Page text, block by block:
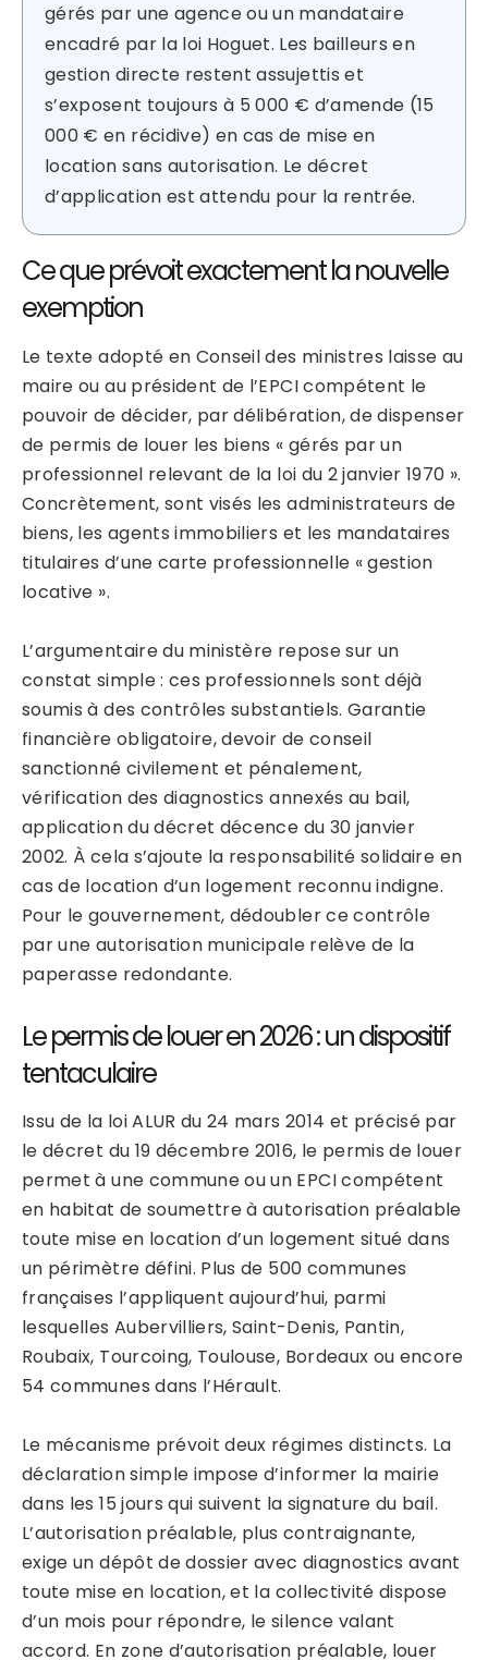
gérés par une agence ou un mandataire
encadré par la loi Hoguet. Les bailleurs en
gestion directe restent assujettis et
s’exposent toujours à 5 000 € d’amende (15
000 € en récidive) en cas de mise en
location sans autorisation. Le décret
d’application est attendu pour la rentrée.
Ce que prévoit exactement la nouvelle
exemption
Le texte adopté en Conseil des ministres laisse au
maire ou au président de l’EPCI compétent le
pouvoir de décider, par délibération, de dispenser
de permis de louer les biens « gérés par un
professionnel relevant de la loi du 2 janvier 1970 ».
Concrètement, sont visés les administrateurs de
biens, les agents immobiliers et les mandataires
titulaires d’une carte professionnelle « gestion
locative ».
L’argumentaire du ministère repose sur un
constat simple : ces professionnels sont déjà
soumis à des contrôles substantiels. Garantie
financière obligatoire, devoir de conseil
sanctionné civilement et pénalement,
vérification des diagnostics annexés au bail,
application du décret décence du 30 janvier
2002. À cela s’ajoute la responsabilité solidaire en
cas de location d’un logement reconnu indigne.
Pour le gouvernement, dédoubler ce contrôle
par une autorisation municipale relève de la
paperasse redondante.
Le permis de louer en 2026 : un dispositif
tentaculaire
Issu de la loi ALUR du 24 mars 2014 et précisé par
le décret du 19 décembre 2016, le permis de louer
permet à une commune ou un EPCI compétent
en habitat de soumettre à autorisation préalable
toute mise en location d’un logement situé dans
un périmètre défini. Plus de 500 communes
françaises l’appliquent aujourd’hui, parmi
lesquelles Aubervilliers, Saint-Denis, Pantin,
Roubaix, Tourcoing, Toulouse, Bordeaux ou encore
54 communes dans l’Hérault.
Le mécanisme prévoit deux régimes distincts. La
déclaration simple impose d’informer la mairie
dans les 15 jours qui suivent la signature du bail.
L’autorisation préalable, plus contraignante,
exige un dépôt de dossier avec diagnostics avant
toute mise en location, et la collectivité dispose
d’un mois pour répondre, le silence valant
accord. En zone d’autorisation préalable, louer